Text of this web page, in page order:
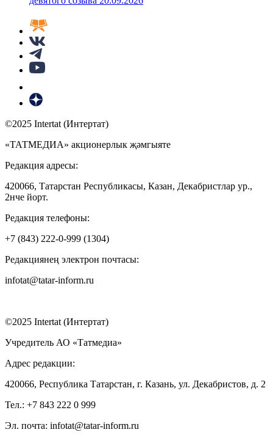
©2025 Intertat (Интертат)
«ТАТМЕДИА» акционерлык җәмгыяте
Редакция адресы:
420066, Татарстан Республикасы, Казан, Декабристлар ур.,
2нче йорт.
Редакция телефоны:
+7 (843) 222-0-999 (1304)
Редакциянең электрон почтасы:
infotat@tatar-inform.ru
©2025 Intertat (Интертат)
Учредитель АО «Татмедиа»
Адрес редакции:
420066, Республика Татарстан, г. Казань, ул. Декабристов, д. 2
Тел.: +7 843 222 0 999
Эл. почта: infotat@tatar-inform.ru